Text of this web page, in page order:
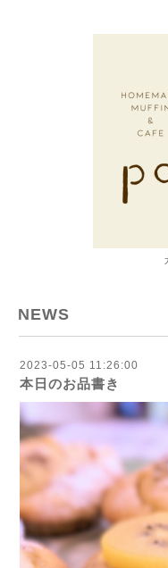
NEWS
2023-05-05 11:26:00
本日のお品書き